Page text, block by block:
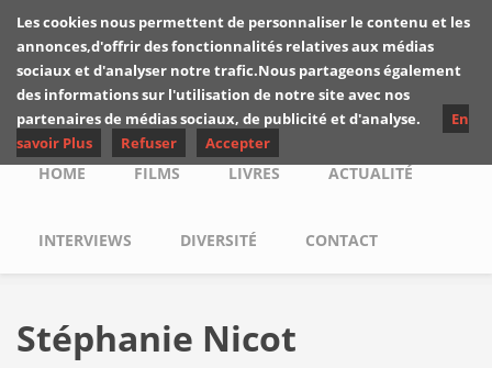
Skip to main content
Les critiques de
Yuyine
Main menu
HOME FILMS LIVRES ACTUALITÉ
INTERVIEWS DIVERSITÉ CONTACT
Stéphanie Nicot
Les cookies nous permettent de personnaliser le contenu et les
annonces,d'offrir des fonctionnalités relatives aux médias
sociaux et d'analyser notre trafic.Nous partageons également
des informations sur l'utilisation de notre site avec nos
partenaires de médias sociaux, de publicité et d'analyse.
En
savoir Plus
Refuser Accepter